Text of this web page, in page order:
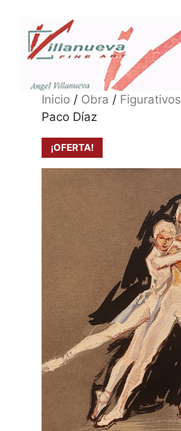
contenido
Inicio / Obra / Figurativos
Paco Díaz
¡OFERTA!